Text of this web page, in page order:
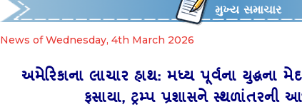
મુખ્ય સમાચાર
News of Wednesday, 4th March 2026
અમેરિકાના લાચાર હાથ: મધ્ય પૂર્વના યુદ્ધના
ફસાયા, ટ્રમ્પ પ્રશાસને સ્થળાંતરની